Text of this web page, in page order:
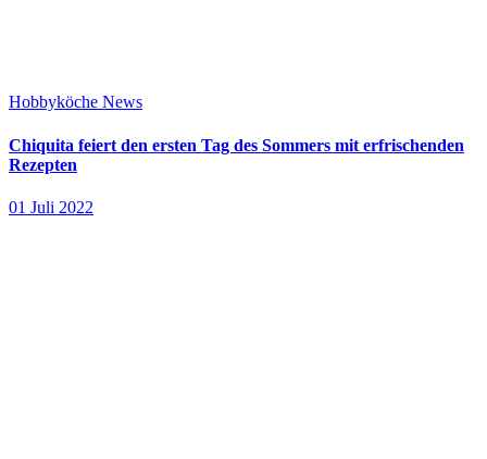
Hobbyköche News
Chiquita feiert den ersten Tag des Sommers mit erfrischenden
Rezepten
01 Juli 2022